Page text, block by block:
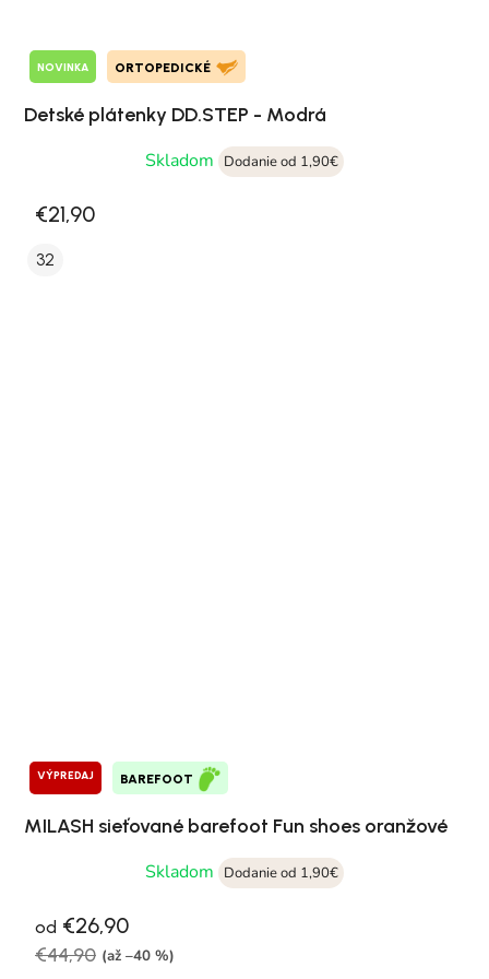
NOVINKA ORTOPEDICKÉ
Detské plátenky DD.STEP - Modrá
Skladom
Dodanie od 1,90€
€21,90
32
VÝPREDAJ BAREFOOT
MILASH sieťované barefoot Fun shoes oranžové
Skladom
Dodanie od 1,90€
od €26,90
€44,90 (až –40 %)